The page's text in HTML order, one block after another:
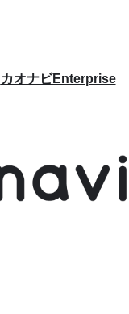
カオナビEnterprise